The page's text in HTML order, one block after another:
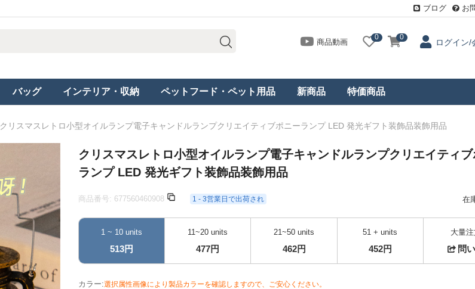
ブログ お
商品動画
0 0
ログイン/
バッグ インテリア・収納 ペットフード・ペット用品 新商品 特価商品
クリスマスレトロ小型オイルランプ電子キャンドルランプクリエイティブポニーランプ LED 発光ギフト装飾品装飾用品
クリスマスレトロ小型オイルランプ電子キャンドルランプクリエイティ
ランプ LED 発光ギフト装飾品装飾用品
商品番号: 677560460908 1 - 3営業日で出荷され 在
1 ~ 10 units
513円
11~20 units
477円
21~50 units
462円
51 + units
452円
大量
問
カラー:選択属性画像により製品カラーを確認しますので、ご安心ください。